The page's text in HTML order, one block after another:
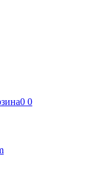
0 0